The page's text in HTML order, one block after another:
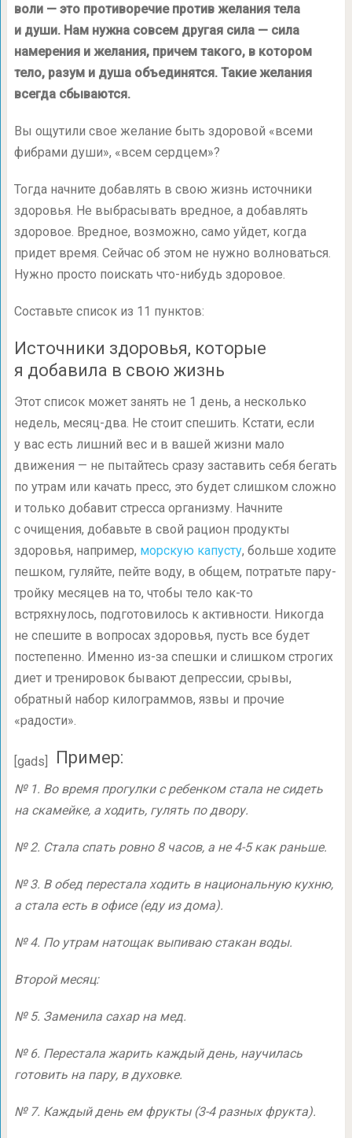
воли — это противоречие против желания тела
и души. Нам нужна совсем другая сила — сила
намерения и желания, причем такого, в котором
тело, разум и душа объединятся. Такие желания
всегда сбываются.
Вы ощутили свое желание быть здоровой «всеми
фибрами души», «всем сердцем»?
Тогда начните добавлять в свою жизнь источники
здоровья. Не выбрасывать вредное, а добавлять
здоровое. Вредное, возможно, само уйдет, когда
придет время. Сейчас об этом не нужно волноваться.
Нужно просто поискать что-нибудь здоровое.
Составьте список из 11 пунктов:
Источники здоровья, которые
я добавила в свою жизнь
Этот список может занять не 1 день, а несколько
недель, месяц-два. Не стоит спешить. Кстати, если
у вас есть лишний вес и в вашей жизни мало
движения — не пытайтесь сразу заставить себя бегать
по утрам или качать пресс, это будет слишком сложно
и только добавит стресса организму. Начните
с очищения, добавьте в свой рацион продукты
здоровья, например, морскую капусту, больше ходите
пешком, гуляйте, пейте воду, в общем, потратьте пару-
тройку месяцев на то, чтобы тело как-то
встряхнулось, подготовилось к активности. Никогда
не спешите в вопросах здоровья, пусть все будет
постепенно. Именно из-за спешки и слишком строгих
диет и тренировок бывают депрессии, срывы,
обратный набор килограммов, язвы и прочие
«радости».
[gads] Пример:
№ 1. Во время прогулки с ребенком стала не сидеть
на скамейке, а ходить, гулять по двору.
№ 2. Стала спать ровно 8 часов, а не4-5как раньше.
№ 3. В обед перестала ходить в национальную кухню,
а стала есть в офисе (еду из дома).
№ 4. По утрам натощак выпиваю стакан воды.
Второй месяц:
№ 5. Заменила сахар на мед.
№ 6. Перестала жарить каждый день, научилась
готовить на пару, в духовке.
№ 7. Каждый день ем фрукты (3-4разных фрукта).